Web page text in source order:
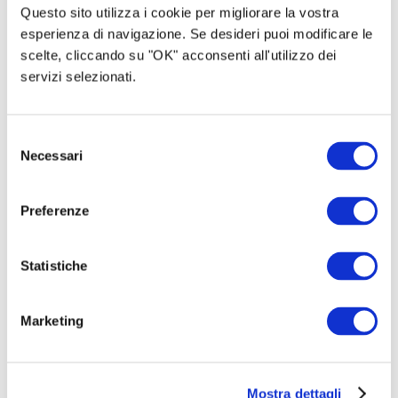
Questo sito utilizza i cookie per migliorare la vostra
esperienza di navigazione. Se desideri puoi modificare le
scelte, cliccando su "OK" acconsenti all'utilizzo dei
servizi selezionati.
delNecessari
Preferenze
Statistiche
Marketing
Mostra dettagli
ABBIAMO BISOGNO DI TE
Piccolo o grande che sia,
il tuo contributo è per noi
festival e sarai parte integrante dell’edizione di
quest’anno. Il tuo contributo ci aiuterà a pagare le